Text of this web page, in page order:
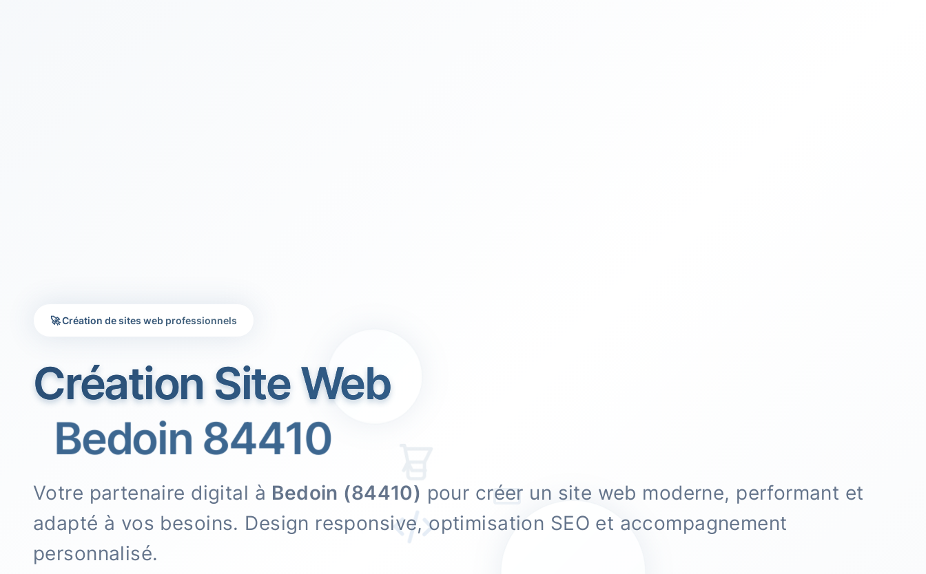
🚀 Création de sites web professionnels
Création Site Web
Bedoin 84410
Votre partenaire digital à Bedoin (84410) pour créer un site web moderne, performant et
adapté à vos besoins. Design responsive, optimisation SEO et accompagnement
personnalisé.